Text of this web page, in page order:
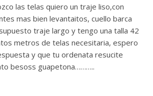
las telas quiero un traje liso,con
mas bien levantaitos, cuello barca
traje largo y tengo una talla 42
metros de telas necesitaria, espero
y que tu ordenata resucite
besoss guapetona………..